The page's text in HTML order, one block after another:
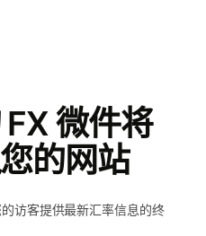
微件将
的网站
访客提供最新汇率信息的终